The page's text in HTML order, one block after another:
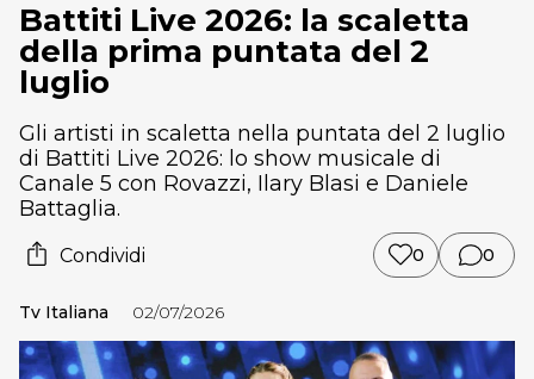
Battiti Live 2026: la scaletta
della prima puntata del 2
luglio
Gli artisti in scaletta nella puntata del 2 luglio
di Battiti Live 2026: lo show musicale di
Canale 5 con Rovazzi, Ilary Blasi e Daniele
Battaglia.
Condividi 0 0
Tv Italiana 02/07/2026